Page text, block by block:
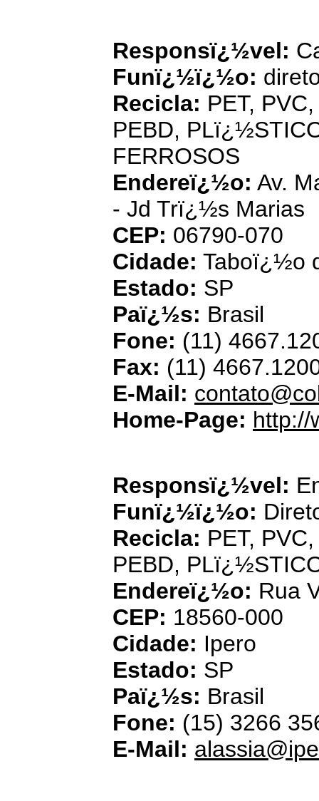
Responsï¿½vel:
Funï¿½ï¿½o:
Recicla: PET,
PEBD,
FERROSOS
Endereï¿½o: Av.
- Jd Trï¿½s Marias
CEP: 06790-070
Cidade: Taboï¿½o
Estado: SP
Paï¿½s: Brasil
Fone: (11)
Fax: (11)
E-Mail:
Home-Page: http://
Responsï¿½vel:
Funï¿½ï¿½o:
Recicla: PET,
PEBD,
Endereï¿½o: Rua
CEP: 18560-000
Cidade: Ipero
Estado: SP
Paï¿½s: Brasil
Fone: (15) 3266
E-Mail: